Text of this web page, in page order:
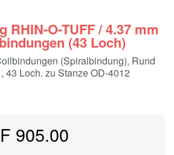
RHIN-O-TUFF / 4.37 mm
(43 Loch)
(Spiralbindung), Rund
43 Loch. zu Stanze OD-4012
905.00